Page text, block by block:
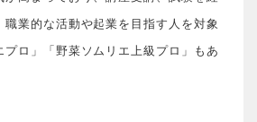
業的な活動や起業を目指す人を対象
プロ」「野菜ソムリエ上級プロ」もあ